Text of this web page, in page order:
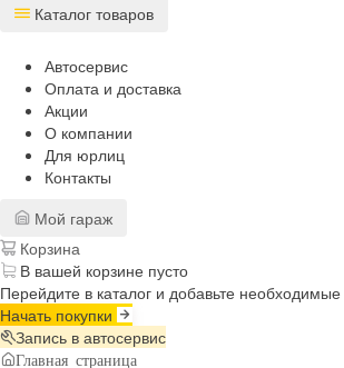
Каталог товаров
Автосервис
Оплата и доставка
Акции
О компании
Для юрлиц
Контакты
Мой гараж
Корзина
В вашей корзине пусто
Перейдите в каталог и добавьте
Начать покупки
Запись в автосервис
Главная страница